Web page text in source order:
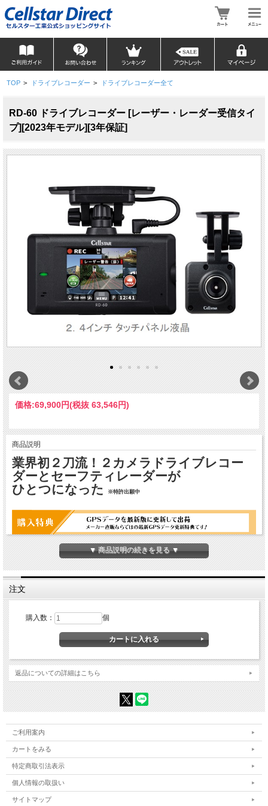
TOP > ドライブレコーダー > ドライブレコーダー全て
RD-60 ドライブレコーダー [レーザー・レーダー受信タイ
プ][2023年モデル][3年保証]
価格:69,900円(税抜 63,546円)
商品説明
業界初２刀流！２カメラドライブレコー
ダーとセーフティレーダーが
ひとつになった
※特許出願中
▼ 商品説明の続きを見る ▼
注文
購入数： 個
返品についての詳細はこちら
ご利用案内
カートをみる
特定商取引法表示
個人情報の取扱い
サイトマップ